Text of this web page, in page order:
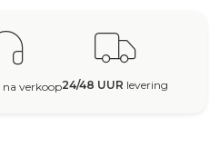
na verkoop24/48 UUR levering